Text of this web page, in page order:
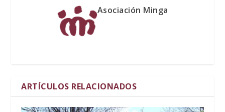
Asociación Minga
ARTÍCULOS RELACIONADOS